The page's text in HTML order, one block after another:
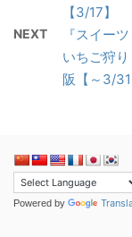
【3/17】
NEXT
『スイー
いちご狩
阪【～3/31
Powered by